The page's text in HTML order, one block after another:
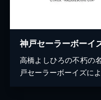
高橋よしひろの不朽の
戸セーラーボーイズに